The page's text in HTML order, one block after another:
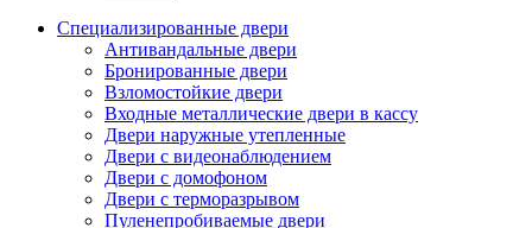
Специализированные двери
Антивандальные двери
Бронированные двери
Взломостойкие двери
Входные металлические двери в кассу
Двери наружные утепленные
Двери с видеонаблюдением
Двери с домофоном
Двери с терморазрывом
Пуленепробиваемые двери